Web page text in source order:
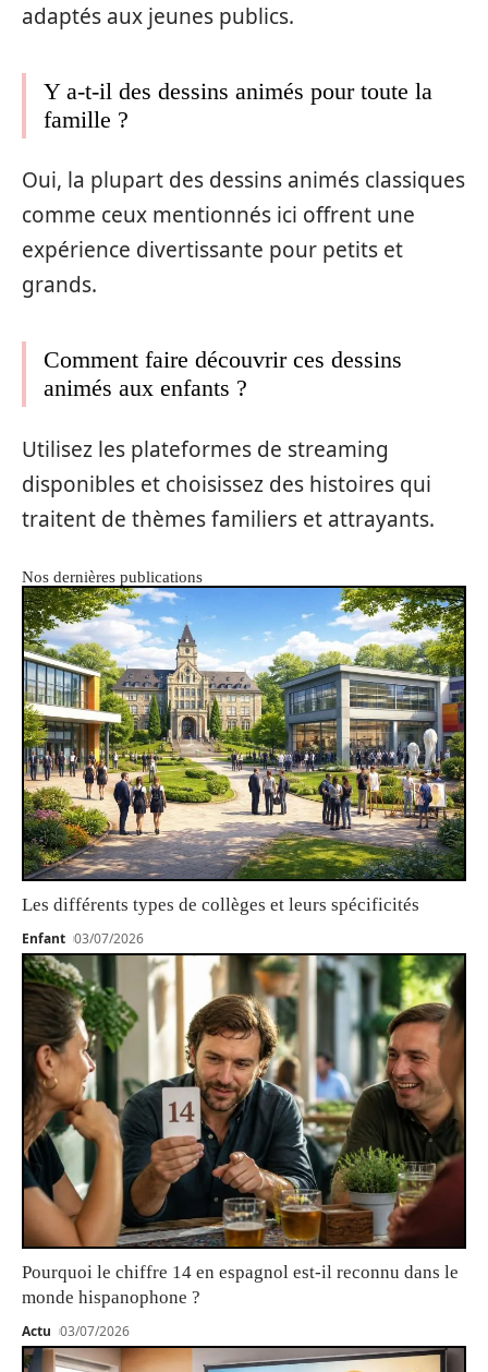
adaptés aux jeunes publics.
Y a-t-il des dessins animés pour toute la
famille ?
Oui, la plupart des dessins animés classiques
comme ceux mentionnés ici offrent une
expérience divertissante pour petits et
grands.
Comment faire découvrir ces dessins
animés aux enfants ?
Utilisez les plateformes de streaming
disponibles et choisissez des histoires qui
traitent de thèmes familiers et attrayants.
Nos dernières publications
Les différents types de collèges et leurs spécificités
Enfant 03/07/2026
Pourquoi le chiffre 14 en espagnol est-il reconnu dans le
monde hispanophone ?
Actu 03/07/2026